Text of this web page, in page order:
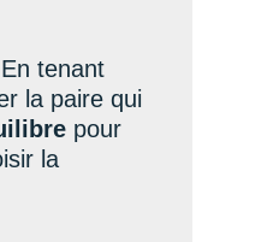
tenant
la paire qui
pour
la